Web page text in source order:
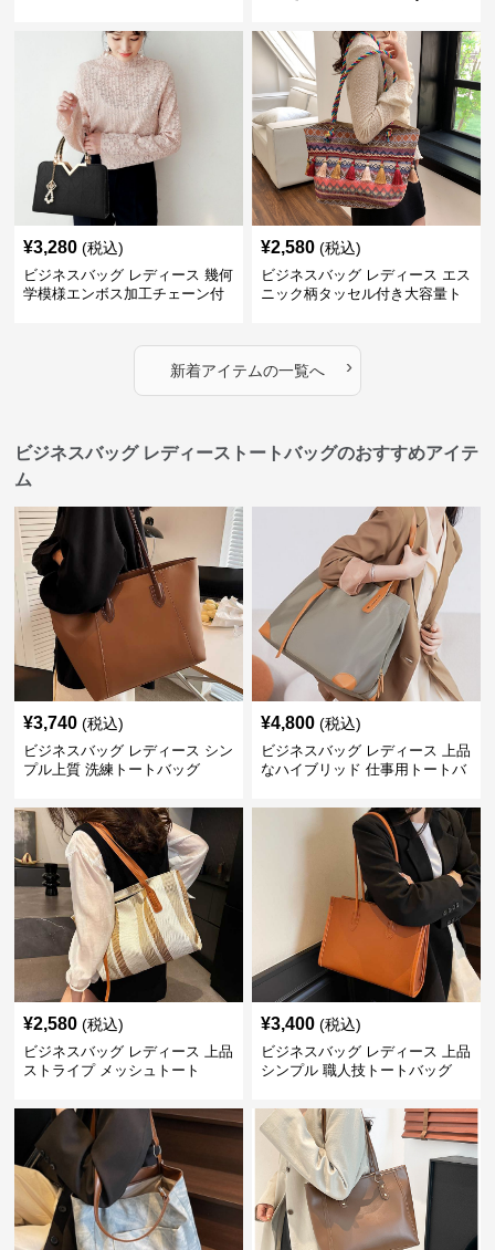
¥3,280 (税込)
ビジネスバッグ レディース 幾何
学模様エンボス加工チェーン付
¥2,580 (税込)
ビジネスバッグ レディース エス
ニック柄タッセル付き大容量ト
新着アイテムの一覧へ ›
ビジネスバッグ レディーストートバッグのおすすめアイテ
ム
¥3,740 (税込)
ビジネスバッグ レディース シン
プル上質 洗練トートバッグ
¥4,800 (税込)
ビジネスバッグ レディース 上品
なハイブリッド 仕事用トートバ
¥2,580 (税込)
ビジネスバッグ レディース 上品
ストライプ メッシュトート
¥3,400 (税込)
ビジネスバッグ レディース 上品
シンプル 職人技トートバッグ